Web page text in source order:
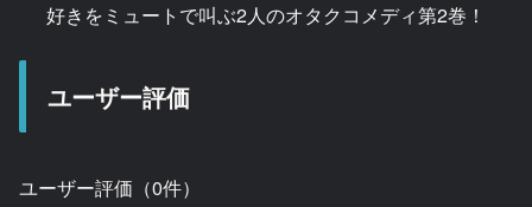
好きをミュートで叫ぶ2人のオタクコメディ第2巻！
ユーザー評価
ユーザー評価（0件）